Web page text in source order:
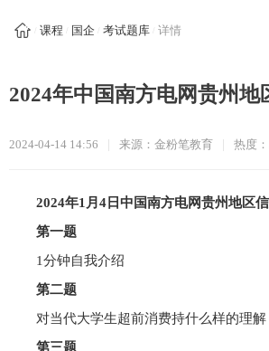
其它考试
课程 国企 考试题库 详情
2024年中国南方电网贵州地
2024-04-14 14:56 | 来源：金粉笔教育 | 热度：
2024年1月4日中国南方电网贵州地区
第一题
1分钟自我介绍
第二题
对当代大学生超前消费持什么样的理解
第三题